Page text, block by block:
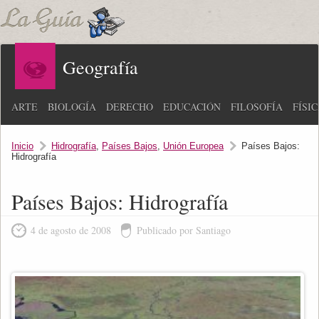
Geografía
ARTE BIOLOGÍA DERECHO EDUCACIÓN FILOSOFÍA
Inicio Hidrografía, Países Bajos, Unión Europea
Países Bajos:
Hidrografía
Países Bajos: Hidrografía
4 de agosto de 2008 Publicado por Santiago